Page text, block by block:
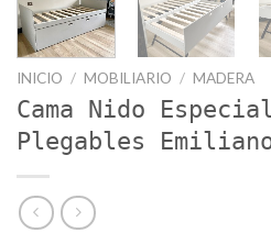
INICIO / MOBILIARIO / MADERA
Cama Nido
Plegables